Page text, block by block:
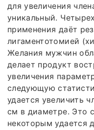
для увеличения
уникальный.
применения даёт
лигаментотомией
Желания мужчин
делает продукт
увеличения
следующую
удается увеличить
см в диаметре. Это
некоторым удается